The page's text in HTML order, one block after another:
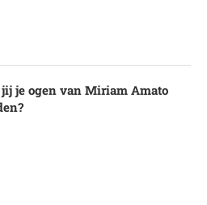
je ogen van Miriam Amato